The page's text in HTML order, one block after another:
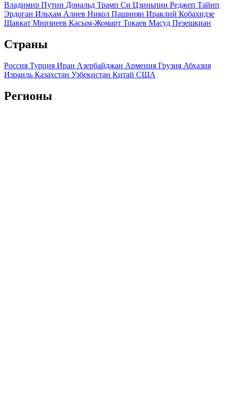
Владимир Путин Дональд Трамп Си Цзиньпин Реджеп Тайип
Эрдоган Ильхам Алиев Никол Пашинян Ираклий Кобахидзе
Шавкат Мирзиеев Касым-Жомарт Токаев Масуд Пезешкиан
Страны
Россия Турция Иран Азербайджан Армения Грузия Абхазия
Израиль Казахстан Узбекистан Китай США
Регионы